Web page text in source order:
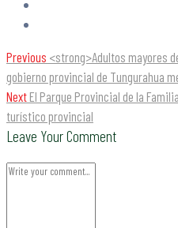
Previous <strong>Adultos mayores
gobierno provincial de Tungurahua
Next El Parque Provincial de la
turístico provincial
Leave Your Comment